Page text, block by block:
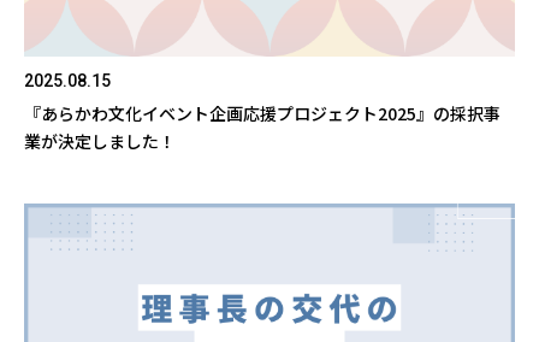
2025.08.15
『あらかわ文化イベント企画応援プロジェクト2025』の採択事
業が決定しました！